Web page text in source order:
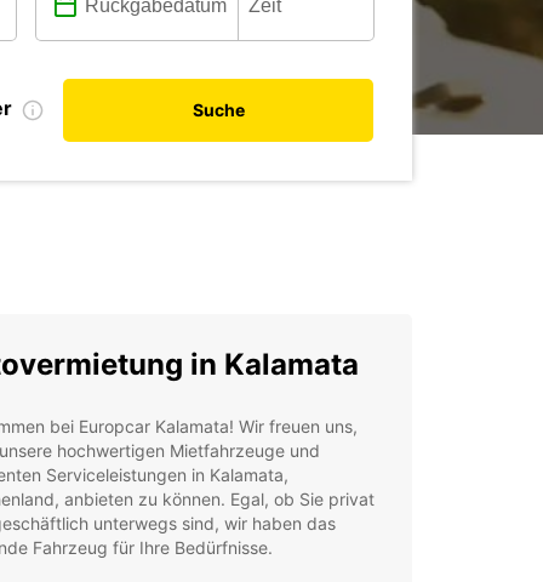
Suche
in Kalamata
bei Europcar Kalamata! Wir freuen uns,
hochwertigen Mietfahrzeuge und
Serviceleistungen in Kalamata,
anbieten zu können. Egal, ob Sie privat
unterwegs sind, wir haben das
Fahrzeug für Ihre Bedürfnisse.